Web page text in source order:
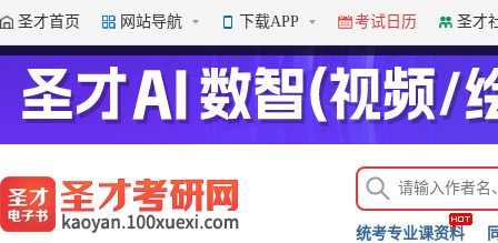
圣才首页 网站导航 下载APP 考试日历 圣才
统考专业课资料
下载APP
下载APP体验更多精彩内容